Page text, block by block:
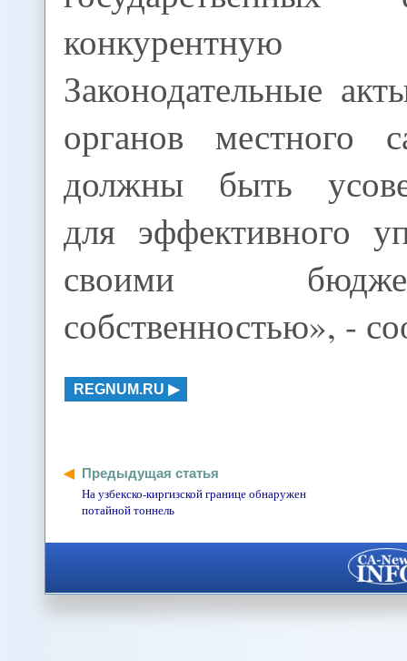
Законодательные
органов местного
должны быть
для эффективного
своими
собственностью», -
REGNUM.RU
Предыдущая статья
На узбекско-киргизской границе обнаружен
потайной тоннель